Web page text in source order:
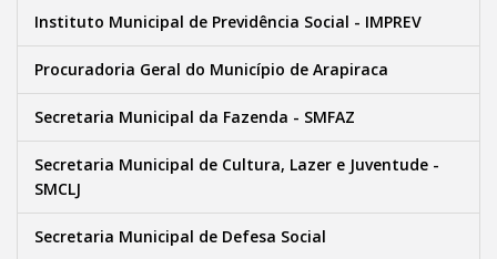
Instituto Municipal de Previdência Social - IMPREV
Procuradoria Geral do Município de Arapiraca
Secretaria Municipal da Fazenda - SMFAZ
Secretaria Municipal de Cultura, Lazer e Juventude -
SMCLJ
Secretaria Municipal de Defesa Social